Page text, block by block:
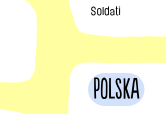
Soldati
Polska